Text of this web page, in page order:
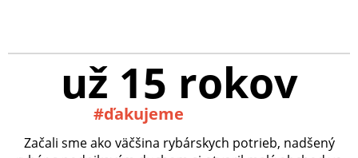
už 15 rokov
#ďakujeme
Začali sme ako väčšina rybárskych potrieb, nadšený